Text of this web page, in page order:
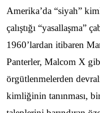
Amerika’da “siyah”
çalıştığı “yasallaşma”
1960’lardan itibaren
Panterler, Malcom X
örgütlenmelerden
kimliğinin tanınması,